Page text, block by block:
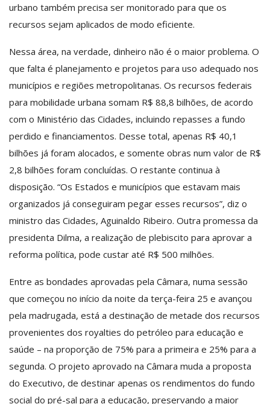
urbano também precisa ser monitorado para que os
recursos sejam aplicados de modo eficiente.
Nessa área, na verdade, dinheiro não é o maior problema. O
que falta é planejamento e projetos para uso adequado nos
municípios e regiões metropolitanas. Os recursos federais
para mobilidade urbana somam R$ 88,8 bilhões, de acordo
com o Ministério das Cidades, incluindo repasses a fundo
perdido e financiamentos. Desse total, apenas R$ 40,1
bilhões já foram alocados, e somente obras num valor de R$
2,8 bilhões foram concluídas. O restante continua à
disposição. “Os Estados e municípios que estavam mais
organizados já conseguiram pegar esses recursos”, diz o
ministro das Cidades, Aguinaldo Ribeiro. Outra promessa da
presidenta Dilma, a realização de plebiscito para aprovar a
reforma política, pode custar até R$ 500 milhões.
Entre as bondades aprovadas pela Câmara, numa sessão
que começou no início da noite da terça-feira 25 e avançou
pela madrugada, está a destinação de metade dos recursos
provenientes dos royalties do petróleo para educação e
saúde – na proporção de 75% para a primeira e 25% para a
segunda. O projeto aprovado na Câmara muda a proposta
do Executivo, de destinar apenas os rendimentos do fundo
social do pré-sal para a educação, preservando a maior